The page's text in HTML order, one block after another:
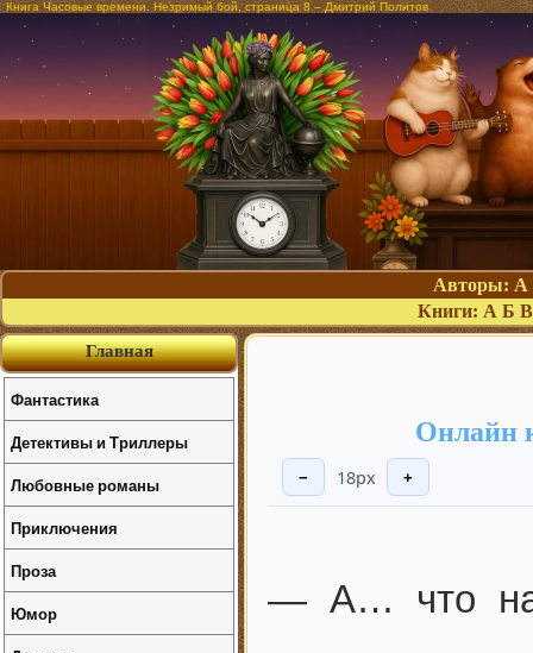
Книга Часовые времени. Незримый бой, страница 8 – Дмитрий Политов
Авторы: А
Книги: А Б В
Онлайн
− 18px +
— А… что
Главная
Фантастика
Детективы и Триллеры
Любовные романы
Приключения
Проза
Юмор